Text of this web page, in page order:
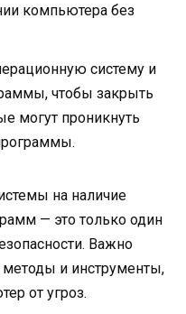
компьютера без
систему и
чтобы закрыть
могут проникнуть
на наличие
— это только один
Важно
методы и инструменты,
от угроз.